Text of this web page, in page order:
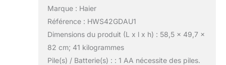
Marque : Haier
Référence : HWS42GDAU1
Dimensions du produit (L x l x h) : 58,5 x 49,7 x
82 cm; 41 kilogrammes
Pile(s) / Batterie(s) : : 1 AA nécessite des piles.